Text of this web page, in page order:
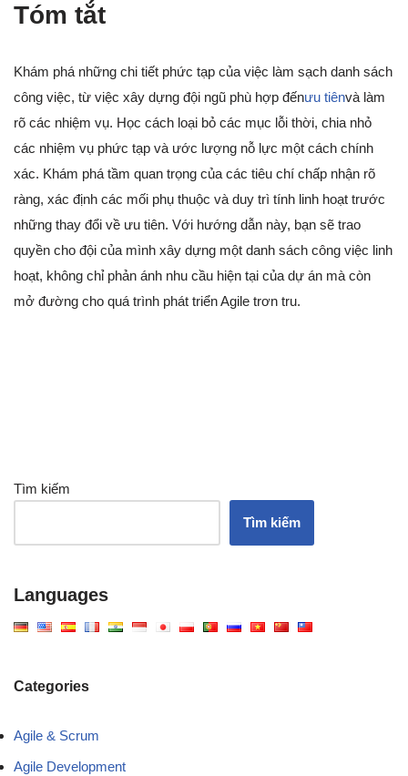
Tóm tắt
Khám phá những chi tiết phức tạp của việc làm sạch danh sách
công việc, từ việc xây dựng đội ngũ phù hợp đếnưu tiênvà làm
rõ các nhiệm vụ. Học cách loại bỏ các mục lỗi thời, chia nhỏ
các nhiệm vụ phức tạp và ước lượng nỗ lực một cách chính
xác. Khám phá tầm quan trọng của các tiêu chí chấp nhận rõ
ràng, xác định các mối phụ thuộc và duy trì tính linh hoạt trước
những thay đổi về ưu tiên. Với hướng dẫn này, bạn sẽ trao
quyền cho đội của mình xây dựng một danh sách công việc linh
hoạt, không chỉ phản ánh nhu cầu hiện tại của dự án mà còn
mở đường cho quá trình phát triển Agile trơn tru.
Tìm kiếm
Tìm kiếm
Languages
Categories
Agile & Scrum
Agile Development